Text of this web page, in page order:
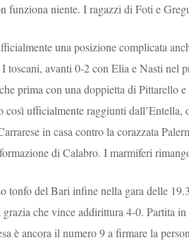
funziona niente. I ragazzi di Foti e
una posizione complicata
toscani, avanti 0-2 con Elia e Nasti nel
prima con una doppietta di Pittarello
così ufficialmente raggiunti
in casa contro la corazzata
di Calabro. I marmiferi
tonfo del Bari infine nella gara delle
grazia che vince addirittura 4-0. Partita
è ancora il numero 9 a firmare la